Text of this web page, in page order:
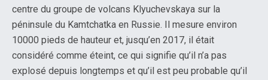
centre du groupe de volcans Klyuchevskaya sur la
péninsule du Kamtchatka en Russie. Il mesure environ
10000 pieds de hauteur et, jusqu’en 2017, il était
considéré comme éteint, ce qui signifie qu’il n’a pas
explosé depuis longtemps et qu’il est peu probable qu’il